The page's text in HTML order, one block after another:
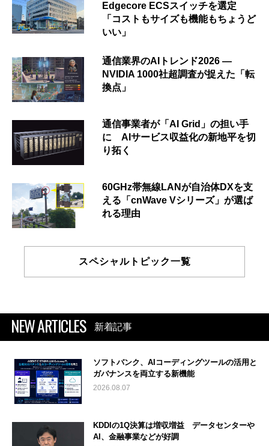
Edgecore ECSスイッチを選定
「コストもサイズも機能もちょうど
いい」
通信業界のAIトレンド2026 ―
NVIDIA 1000社超調査が捉えた「転
換点」
通信事業者が「AI Grid」の担い手
に AIサービス収益化の新地平を切
り拓く
60GHz帯無線LANが自治体DXを支
える「cnWave Vシリーズ」が選ば
れる理由
スペシャルトピック一覧
NEW ARTICLES 新着記事
ソフトバンク、AIコーディングツールの活用と
ガバナンスを両立する新機能
2026.08.07
KDDIの1Q決算は増収増益 データセンターや
AI、金融事業などが好調